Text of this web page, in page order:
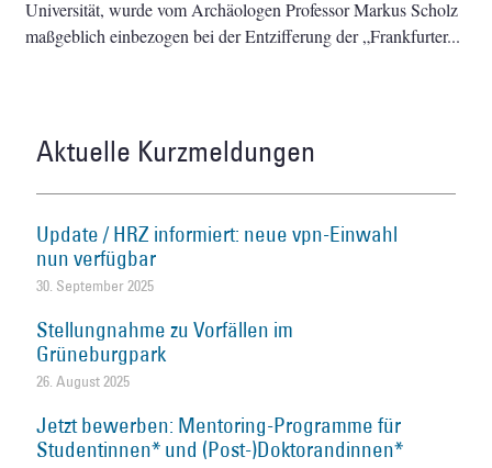
Universität, wurde vom Archäologen Professor Markus Scholz
maßgeblich einbezogen bei der Entzifferung der „Frankfurter
Aktuelle Kurzmeldungen
Update / HRZ informiert: neue vpn-Einwahl
nun verfügbar
30. September 2025
Stellungnahme zu Vorfällen im
Grüneburgpark
26. August 2025
Jetzt bewerben: Mentoring-Programme für
Studentinnen* und (Post-)Doktorandinnen*